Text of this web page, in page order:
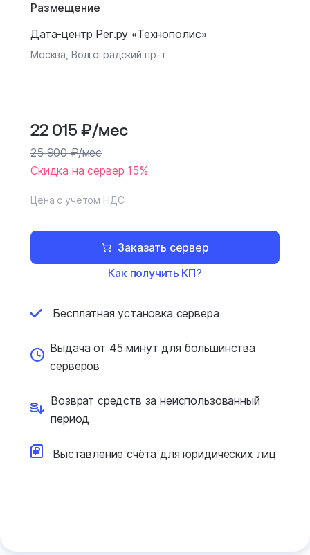
Размещение
Дата-центр Рег.ру «Технополис»
Москва, Волгоградский пр-т
22 015₽/мес
25 900₽/мес
Скидка на сервер 15%
Цена с учётом НДС
Заказать сервер
Как получить КП?
Бесплатная установка сервера
Выдача от 45 минут для большинства
серверов
Возврат средств занеиспользованный
период
Выставление счёта дляюридических лиц